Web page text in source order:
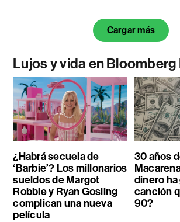
Cargar más
Lujos y vida en Bloomberg
¿Habrá secuela de
‘Barbie’? Los millonarios
sueldos de Margot
Robbie y Ryan Gosling
complican una nueva
película
30 años
dinero
canción
90?